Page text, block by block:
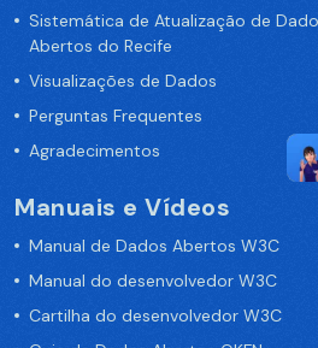
Sistemática de Atualização de
Abertos do Recife
Visualizações de Dados
Perguntas Frequentes
Agradecimentos
Manuais e Vídeos
Manual de Dados Abertos W3C
Manual do desenvolvedor W3C
Cartilha do desenvolvedor W3C